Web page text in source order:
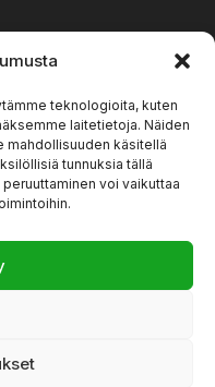
teknologioita, kuten
laitetietoja. Näiden
mahdollisuuden käsitellä
tunnuksia tällä
voi vaikuttaa